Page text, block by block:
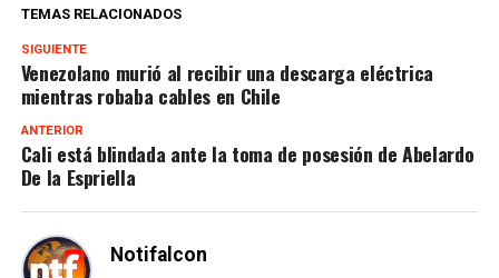
TEMAS RELACIONADOS
SIGUIENTE
Venezolano murió al recibir una descarga eléctrica
mientras robaba cables en Chile
ANTERIOR
Cali está blindada ante la toma de posesión de Abelardo
De la Espriella
Notifalcon